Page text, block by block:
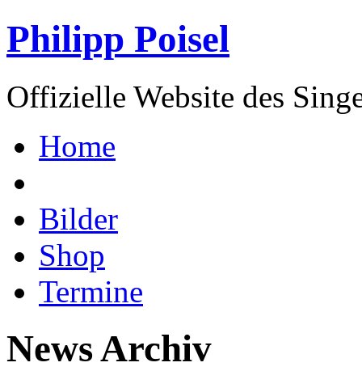
Philipp Poisel
Offizielle Website des
Home
Bilder
Shop
Termine
News Archiv